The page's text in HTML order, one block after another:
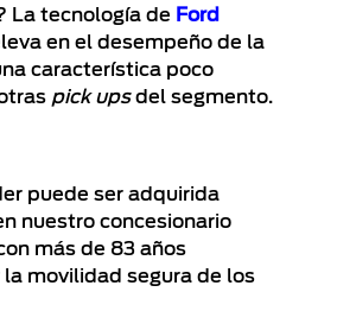
La tecnología de Ford
en el desempeño de la
característica poco
pick upsdel segmento.
puede ser adquirida
nuestro concesionario
más de 83 años
movilidad segura de los